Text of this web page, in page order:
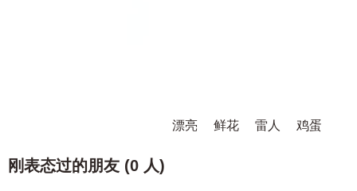
漂亮 鲜花 雷人 鸡蛋
刚表态过的朋友 (0 人)